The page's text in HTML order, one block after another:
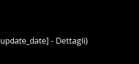
- Dettagli)